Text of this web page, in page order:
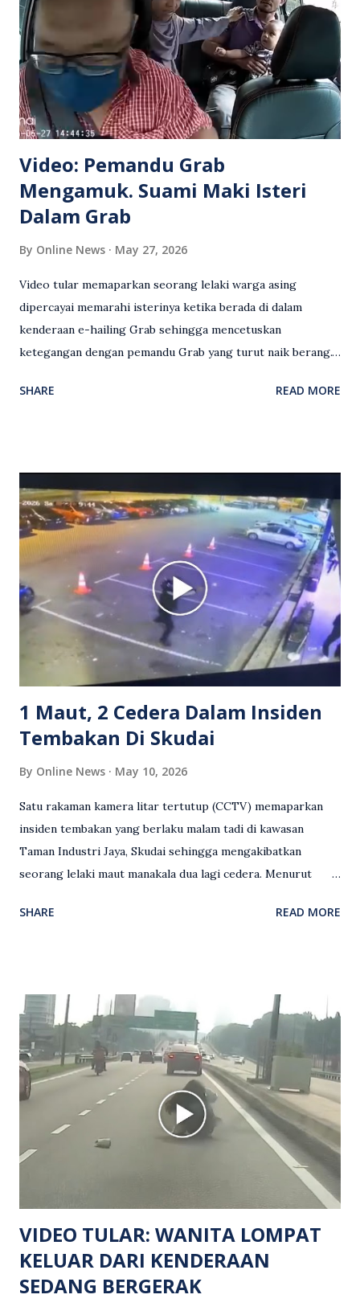
Video: Pemandu Grab
Mengamuk. Suami Maki Isteri
Dalam Grab
By Online News May 27, 2026
Video tular memaparkan seorang lelaki warga asing
dipercayai memarahi isterinya ketika berada di dalam
kenderaan e-hailing Grab sehingga mencetuskan
ketegangan dengan pemandu Grab yang turut naik berang.
antara seorang lelaki warga asing dengan pemandu Grab
Grab bertindak mempertahankan wanita terbabit sebelum
berlaku pertikaman lidah antara kedua-dua pihak. Video
berkenaan kini tular di media sosial dan mendapat pelbagai
reaksi orang ramai. Antara komen orang awam yang tular di
media sosial mengenai insiden tersebut ialah ramai yang
meluahkan rasa marah terhadap tindakan lelaki berkenaan
serta memuji pemandu Grab kerana campur tangan.
Sebahagian netizen turut meminta pihak berkuasa
mengambil tindakan tegas, manakala ada yang bersimpati
terhadap wanita dipercayai menjadi mangs...
SHARE READ MORE
1 Maut, 2 Cedera Dalam Insiden
Tembakan Di Skudai
By Online News May 10, 2026
Satu rakaman kamera litar tertutup (CCTV) memaparkan
insiden tembakan yang berlaku malam tadi di kawasan
Taman Industri Jaya, Skudai sehingga mengakibatkan
seorang lelaki maut manakala dua lagi cedera. Menurut
kejadian berlaku sekitar jam 11 malam dan pihak polis
hiburan di kawasan berkenaan. Seorang mangsa disahkan
meninggal dunia di lokasi kejadian akibat terkena tembakan,
manakala seorang lagi mangsa mengalami kecederaan.
Turut dipercayai terdapat seorang lagi individu cedera
namun identitinya masih belum dikenal pasti selepas dibawa
keluar dari lokasi oleh kenalannya. Polis kini sedang giat
mengesan dua suspek yang masih bebas bagi membantu
siasatan lanjut. Kes disiasat mengikut Seksyen 302 Kanun
Keseksaan kerana membunuh. Orang ramai yang mempunyai
maklumat diminta t...
SHARE READ MORE
VIDEO TULAR: WANITA LOMPAT
KELUAR DARI KENDERAAN
SEDANG BERGERAK